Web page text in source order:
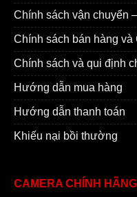
Chính sách vận chuyển
Chính sách bán hàng
Chính sách và qui định
Hướng dẫn mua hàng
Hướng dẫn thanh toán
Khiếu nại bồi thường
CAMERA CHÍNH HÃNG